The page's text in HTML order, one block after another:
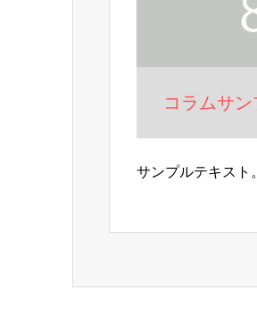
コラムサン
サンプルテキス